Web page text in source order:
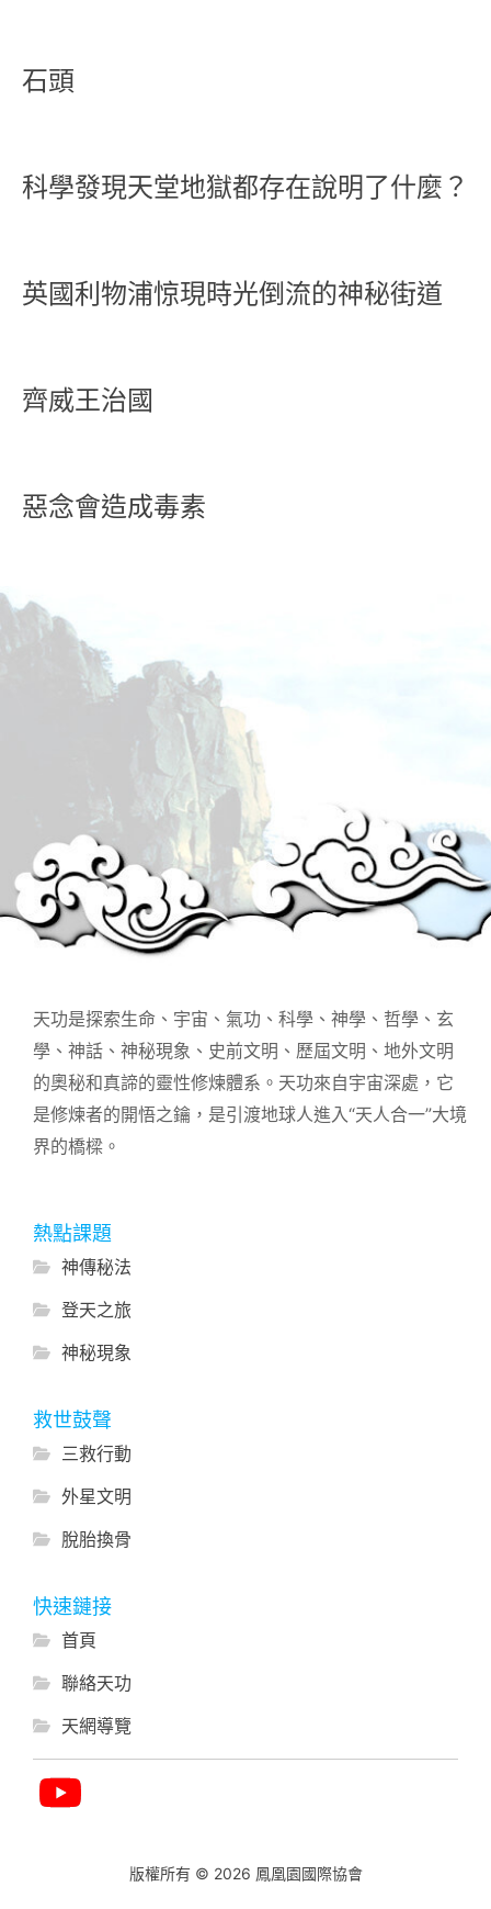
石頭
科學發現天堂地獄都存在說明了什麼？
英國利物浦惊現時光倒流的神秘街道
齊威王治國
惡念會造成毒素
天功是探索生命、宇宙、氣功、科學、神學、哲學、玄
學、神話、神秘現象、史前文明、歷屆文明、地外文明
的奧秘和真諦的靈性修煉體系。天功來自宇宙深處，它
是修煉者的開悟之鑰，是引渡地球人進入“天人合一”大境
界的橋樑。
熱點課題
神傳秘法
登天之旅
神秘現象
救世鼓聲
三救行動
外星文明
脫胎換骨
快速鏈接
首頁
聯絡天功
天網導覽
版權所有 © 2026 鳳凰園國際協會